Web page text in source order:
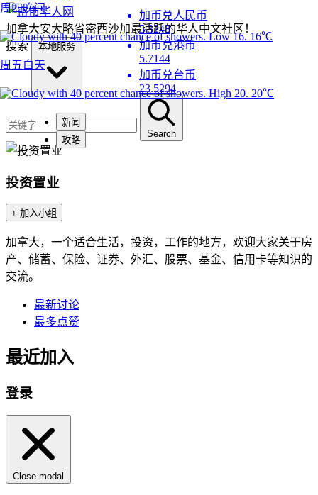
周四晚间
16℃
周五白天
20℃
加币兑人民币
5.3248
加币兑港币
5.7144
加币兑台币
23.5294
加拿大安大略省密西沙加最活跃的华人中文社区！
搜索
新闻
攻略
Search
投资置业
+ 加入小组
加拿大，一个适合生活，投资，工作的地方，欢迎大家关于房
产、储蓄、保险、证券、外汇、股票、基金、信用卡等知识的
交流。
最新讨论
最多点赞
最近加入
登录
Close modal